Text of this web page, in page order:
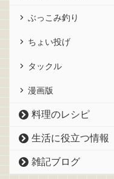
ぶっこみ釣り
ちょい投げ
タックル
漫画版
料理のレシピ
生活に役立つ情報
雑記ブログ